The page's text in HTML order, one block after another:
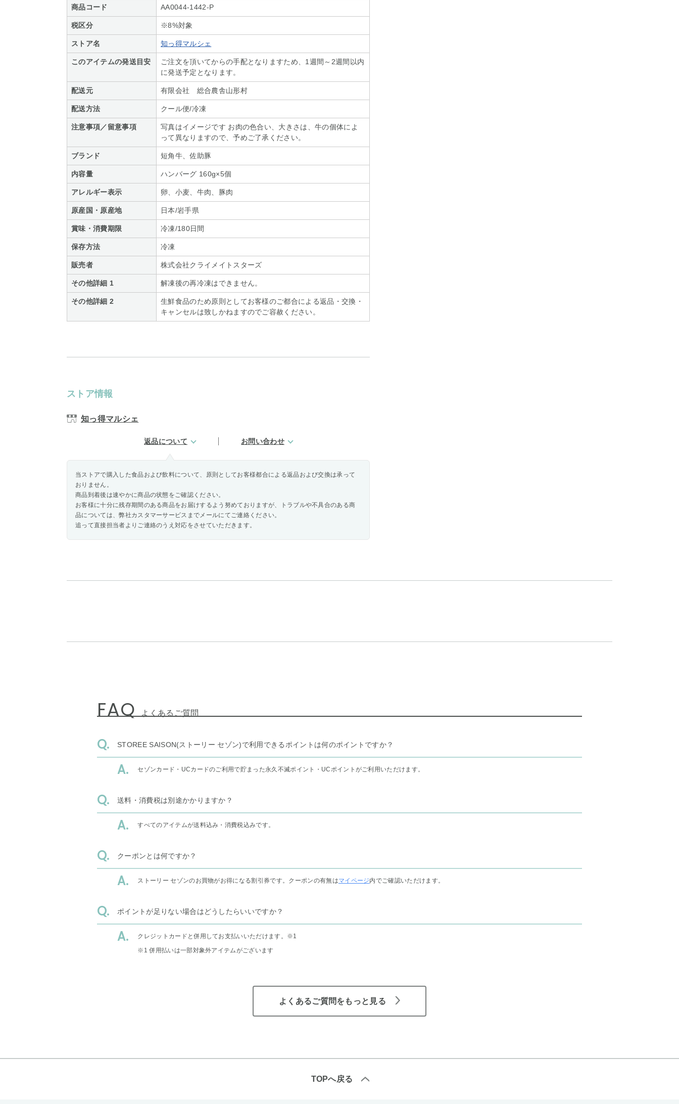
商品コード AA0044-1442-P
税区分 ※8%対象
ストア名 知っ得マルシェ
このアイテムの発送目安
ご注文を頂いてからの手配となりますため、1週間～2週間以内
に発送予定となります。
配送元 有限会社 総合農舎山形村
配送方法 クール便/冷凍
注意事項／留意事項
写真はイメージです お肉の色合い、大きさは、牛の個体によ
って異なりますので、予めご了承ください。
ブランド 短角牛、佐助豚
内容量 ハンバーグ 160g×5個
アレルギー表示 卵、小麦、牛肉、豚肉
原産国・原産地 日本/岩手県
賞味・消費期限 冷凍/180日間
保存方法 冷凍
販売者 株式会社クライメイトスターズ
その他詳細 1 解凍後の再冷凍はできません。
その他詳細 2
生鮮食品のため原則としてお客様のご都合による返品・交換・
キャンセルは致しかねますのでご容赦ください。
ストア情報
知っ得マルシェ
返品について お問い合わせ
当ストアで購入した食品および飲料について、原則としてお客様都合による返品および交換は承って
おりません。
商品到着後は速やかに商品の状態をご確認ください。
お客様に十分に残存期間のある商品をお届けするよう努めておりますが、トラブルや不具合のある商
品については、弊社カスタマーサービスまでメールにてご連絡ください。
追って直接担当者よりご連絡のうえ対応をさせていただきます。
FAQ よくあるご質問
STOREE SAISON(ストーリー セゾン)で利用できるポイントは何のポイントですか？
セゾンカード・UCカードのご利用で貯まった永久不滅ポイント・UCポイントがご利用いただけます。
送料・消費税は別途かかりますか？
すべてのアイテムが送料込み・消費税込みです。
クーポンとは何ですか？
ストーリー セゾンのお買物がお得になる割引券です。クーポンの有無はマイページ内でご確認いただけます。
ポイントが足りない場合はどうしたらいいですか？
クレジットカードと併用してお支払いいただけます。 ※1
※1 併用払いは一部対象外アイテムがございます
よくあるご質問をもっと見る
TOPへ戻る